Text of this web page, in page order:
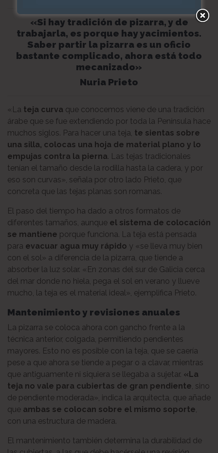
«Si hay tradición de pizarra, y de
trabajarla, es porque hay yacimientos.
Saber partir la pizarra es un oficio
bastante complicado, ahora está todo
mecanizado»
Nuria Prieto
«La teja curva que conocemos viene de una tradición
árabe que se fue extendiendo por toda la Península hace
muchos siglos. Para hacer una teja, te sientas sobre
una silla, colocas una hoja de material plano y lo
empujas contra la pierna. Las tejas tradicionales
tenían el tamaño desde la rodilla hasta la cadera, y por
eso son curvas», señala por otro lado Prieto, que
concreta que las tejas planas son romanas.
El paso del tiempo ha dado a otros formatos de
diferentes tamaños, aunque el sistema de colocación
se mantiene porque funciona. La teja está pensada
para evacuar agua muy rápido y «se lleva muy bien
con el sol» a diferencia de la pizarra, que tiende a
absorber la luz solar. «En zonas del sur de Galicia cerca
del mar donde no hiela, pega el sol en verano y llueve
mucho, la teja es el material ideal», ejemplifica Prieto.
Mantenimiento y revisiones anuales
La pizarra se coloca ahora con gancho frente a la
técnica anterior, colgada, permitiendo pendientes
mayores. Esto no es posible con la teja, que se caería
pese a que ahora se tiende a pegar o a clavar, mientras
que antiguamente ni siquiera se llegaba a sujetar. «La
teja no vale para cubiertas de gran pendiente , sino
de pendiente moderada», indica la arquitecta, que añade
que ambas se colocan sobre el mismo soporte
con una estructura de madera.
El mantenimiento también determina la durabilidad de